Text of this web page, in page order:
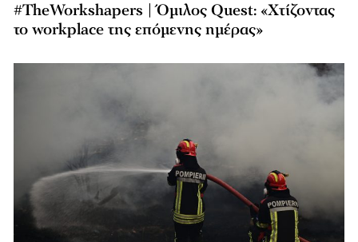
#TheWorkshapers | Όμιλος Quest: «Χτίζοντας
το workplace της επόμενης ημέρας»